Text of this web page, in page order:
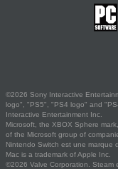
©2026 Sony Interactive
logo", "PS5", "PS4 logo" and
Interactive Entertainment Inc.
Microsoft, the XBOX Sphere
of the Microsoft group of
Nintendo Switch est une marque
Mac is a trademark of Apple Inc.
©2026 Valve Corporation. Steam